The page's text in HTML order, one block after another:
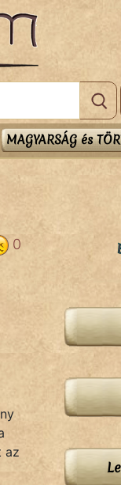
MAGYARSÁG és
0
az